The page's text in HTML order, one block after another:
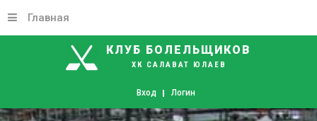
КЛУБ БОЛЕЛЬЩИКОВ
ХК САЛАВАТ ЮЛАЕВ
Вход Логин
Главная